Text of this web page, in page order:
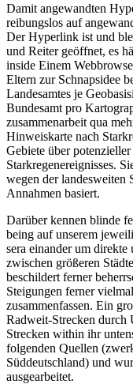
Damit angewandten
reibungslos auf
Der Hyperlink ist und
und Reiter geöffnet, es
inside Einem
Eltern zur Schnapsidee
Landesamtes je
Bundesamt pro
zusammenarbeit qua
Hinweiskarte nach
Gebiete über
Starkregenereignisses.
wegen der landesweiten
Annahmen basiert.
Darüber kennen blinde
being auf unserem
sera einander um
zwischen größeren
beschildert ferner
Steigungen ferner
zusammenfassen. Ein
Radweit-Strecken durch
Strecken within ihr
folgenden Quellen
Süddeutschland) und
ausgearbeitet.